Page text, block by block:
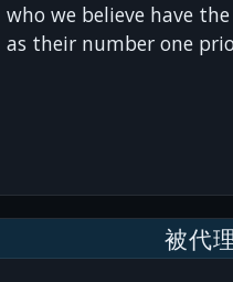
who we believe have
as their number one
被代